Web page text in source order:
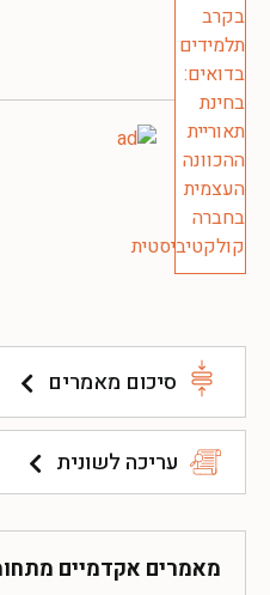
סיכום מאמרים
עריכה לשונית
מאמרים אקדמיים